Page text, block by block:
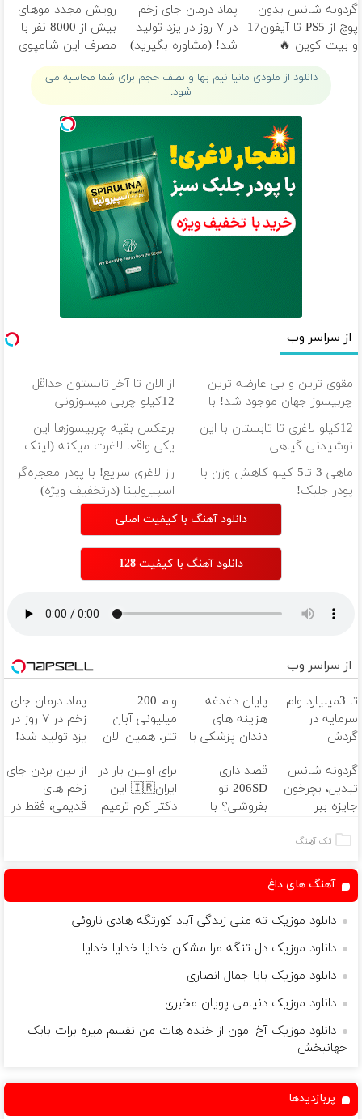
گردونه شانس بدون
پوچ از PS5 تا آیفون17
و بیت کوین 🔥
پماد درمان جای زخم
در ۷ روز در یزد تولید
شد! (مشاوره بگیرید)
رویش مجدد موهای
بیش از 8000 نفر با
مصرف این شامپوی
جلبک
دانلود از ملودی مانیا نیم بها و نصف حجم برای شما محاسبه می
شود.
از سراسر وب
مقوی ترین و بی عارضه ترین
چربیسوز جهان موجود شد! با
70% پروتئین😎
از الان تا آخر تابستون حداقل
12کیلو چربی میسوزونی
12کیلو لاغری تا تابستان با این
نوشیدنی گیاهی
برعکس بقیه چربیسوزها این
یکی واقعا لاغرت میکنه (لینک
خرید پودر جلبک)
ماهی 3 تا5 کیلو کاهش وزن با
پودر جلبک!
راز لاغری سریع! با پودر معجزه‌گر
اسپیرولینا (درتخفیف ویژه)
دانلود آهنگ با کیفیت اصلی
دانلود آهنگ با کیفیت 128
از سراسر وب
تا 3میلیارد وام
سرمایه در
گردش
فروشگاهت رو
ثبت کن
پایان دغدغه
هزینه های
دندان پزشکی با
کننده خانگی
وام 200
میلیونی آبان
تتر. همین الان
پماد درمان جای
زخم در ۷ روز در
یزد تولید شد!
گردونه شانس
تبدیل، بچرخون
جایزه ببر
قصد داری
206SD تو
بفروشی؟ با
برای اولین بار در
ایران🇮🇷 این
دکتر کرم ترمیم
از بین بردن جای
زخم های
قدیمی، فقط در
تک آهنگ
آهنگ های داغ
دانلود موزیک ته منی زندگی آباد کورتگه هادی ناروئی
دانلود موزیک دل تنگه مرا مشکن خدایا خدایا خدایا
دانلود موزیک بابا جمال انصاری
دانلود موزیک دنیامی پویان مخبری
دانلود موزیک آخ امون از خنده هات من نفسم میره برات بابک
جهانبخش
پربازدیدها